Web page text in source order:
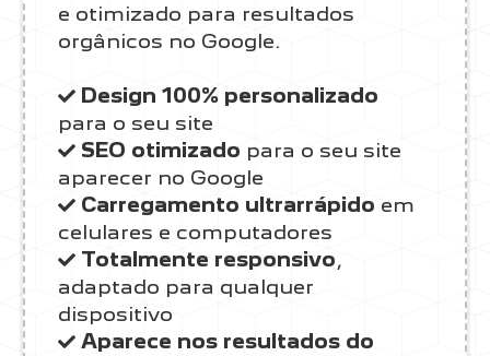
e otimizado para resultados
orgânicos no Google.
Design 100% personalizado
para o seu site
SEO otimizado para o seu site
aparecer no Google
Carregamento ultrarrápido em
celulares e computadores
Totalmente responsivo,
adaptado para qualquer
dispositivo
Aparece nos resultados do